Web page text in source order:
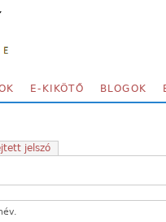
E-KIKÖTŐ BLOGOK
jelszó